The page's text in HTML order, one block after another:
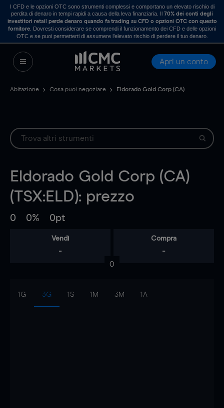
I CFD e le opzioni OTC sono strumenti complessi e comportano un elevato rischio di
perdita di denaro in tempi rapidi a causa della leva finanziaria. Il70% dei conti degli
investitori retail perde denaro quando fa trading su CFD o opzioni OTC con questo
fornitore . Dovresti considerare se comprendi il funzionamento dei CFD e delle opzioni
OTC e se puoi permetterti di assumere l’elevato rischio di perdere il tuo denaro.
Apri un conto
Abitazione Cosa puoi negoziare Eldorado Gold Corp (CA)
Eldorado Gold Corp (CA)
(TSX:ELD): prezzo
0 0% 0pt
Vendi
-
Compra
-
0
1G 3G 1S 1M 3M 1A